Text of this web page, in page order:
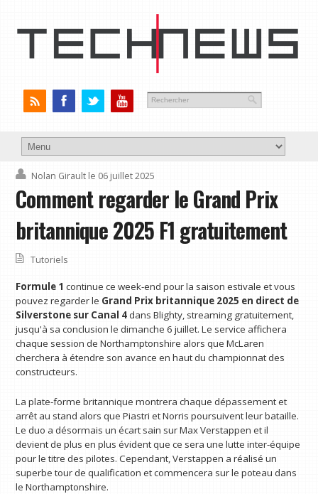
Nolan Girault le 06 juillet 2025
Comment regarder le Grand Prix
britannique 2025 F1 gratuitement
Tutoriels
Formule 1 continue ce week-end pour la saison estivale et vous
pouvez regarder le Grand Prix britannique 2025 en direct de
Silverstone sur Canal 4dans Blighty, streaming gratuitement,
jusqu'à sa conclusion le dimanche 6 juillet. Le service affichera
chaque session de Northamptonshire alors que McLaren
cherchera à étendre son avance en haut du championnat des
constructeurs.
La plate-forme britannique montrera chaque dépassement et
arrêt au stand alors que Piastri et Norris poursuivent leur bataille.
Le duo a désormais un écart sain sur Max Verstappen et il
devient de plus en plus évident que ce sera une lutte inter-équipe
pour le titre des pilotes. Cependant, Verstappen a réalisé un
superbe tour de qualification et commencera sur le poteau dans
le Northamptonshire.